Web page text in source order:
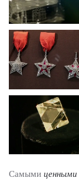
Самыми ценными